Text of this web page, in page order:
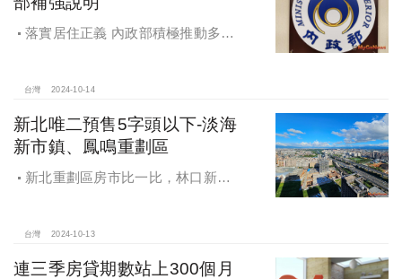
落實居住正義 內政部積極推動多元
台灣 2024-10-14
新北唯二預售5字頭以下-淡海
新市鎮、鳳鳴重劃區
新北重劃區房市比一比，林口新市
台灣 2024-10-13
連三季房貸期數站上300個月